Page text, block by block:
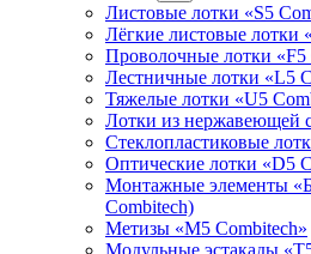
Листовые лотки «S5
Лёгкие листовые лотки
Проволочные лотки «F5
Лестничные лотки «L5
Тяжелые лотки «U5
Лотки из нержавеющей
Стеклопластиковые
Оптические лотки «D5
Монтажные элементы
Combitech)
Метизы «M5 Combitech»
Модульные эстакады